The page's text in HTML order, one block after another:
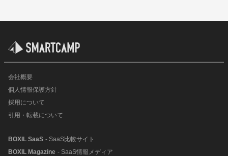
会社概要
個人情報保護方針
採用について
引用・転載について
BOXIL SaaS - SaaS比較サイト
BOXIL Magazine - SaaS情報メディア